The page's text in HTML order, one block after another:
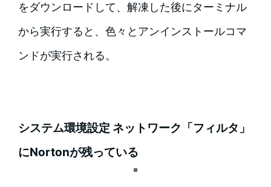
をダウンロードして、解凍した後にターミナル
から実行すると、色々とアンインストールコマ
ンドが実行される。
システム環境設定 ネットワーク「フィルタ」
にNortonが残っている